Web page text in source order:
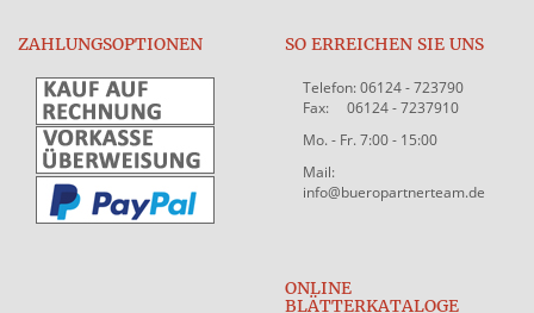
ZAHLUNGSOPTIONEN SO ERREICHEN SIE UNS
Telefon: 06124 - 723790
Fax: 06124 - 7237910
Mo. - Fr. 7:00 - 15:00
Mail:
info@bueropartnerteam.de
ONLINE
BLÄTTERKATALOGE